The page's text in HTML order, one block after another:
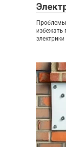
Проблемы
избежать
электрики